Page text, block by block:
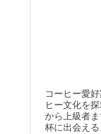
コーヒー愛
ヒー文化を
から上級者
杯に出会え